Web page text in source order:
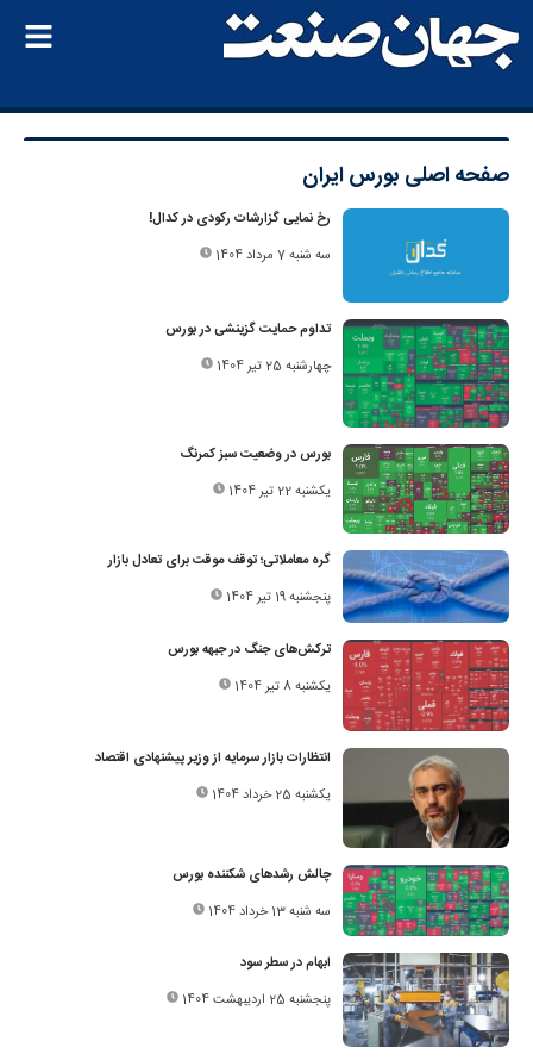
صفحه اصلی بورس ایران
رخ نمایی گزارشات رکودی در کدال!
سه شنبه 7 مرداد 1404
تداوم حمایت گزینشی در بورس
چهارشنبه 25 تیر 1404
بورس در وضعیت سبز کمرنگ
یکشنبه 22 تیر 1404
گره معاملاتی؛ توقف موقت برای تعادل بازار
پنجشنبه 19 تیر 1404
ترکش‌های جنگ در جبهه بورس
یکشنبه 8 تیر 1404
انتظارات بازار سرمایه از وزیر پیشنهادی اقتصاد
یکشنبه 25 خرداد 1404
چالش رشد‌های شکننده بورس
سه شنبه 13 خرداد 1404
ابهام در سطر سود
پنجشنبه 25 اردیبهشت 1404